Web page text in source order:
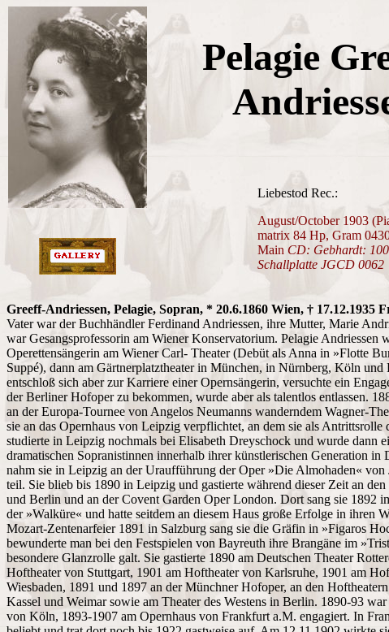
Pelagie
Liebestod Rec.:
August/October 1903
matrix 84 Hp, Gram
Main CD: Gebhardt:
Schallplatte JGCD 0062
Greeff-Andriessen, Pelagie, Sopran, * 20.6.1860 Wien, † 17.12.1935
Vater war der Buchhändler Ferdinand Andriessen, ihre Mutter, Marie
war Gesangsprofessorin am Wiener Konservatorium. Pelagie Andriessen
Operettensängerin am Wiener Carl- Theater (Debüt als Anna in »Flotte
Suppé), dann am Gärtnerplatztheater in München, in Nürnberg, Köln und
entschloß sich aber zur Karriere einer Opernsängerin, versuchte ein
der Berliner Hofoper zu bekommen, wurde aber als talentlos entlassen.
an der Europa-Tournee von Angelos Neumanns wanderndem Wagner-
sie an das Opernhaus von Leipzig verpflichtet, an dem sie als Antrittsrolle
studierte in Leipzig nochmals bei Elisabeth Dreyschock und wurde dann
dramatischen Sopranistinnen innerhalb ihrer künstlerischen Generation in
nahm sie in Leipzig an der Uraufführung der Oper »Die Almohaden« von
teil. Sie blieb bis 1890 in Leipzig und gastierte während dieser Zeit an
und Berlin und an der Covent Garden Oper London. Dort sang sie 1892
der »Walküre« und hatte seitdem an diesem Haus große Erfolge in ihren
Mozart-Zentenarfeier 1891 in Salzburg sang sie die Gräfin in »Figaros
bewunderte man bei den Festspielen von Bayreuth ihre Brangäne im
besondere Glanzrolle galt. Sie gastierte 1890 am Deutschen Theater
Hoftheater von Stuttgart, 1901 am Hoftheater von Karlsruhe, 1901 am
Wiesbaden, 1891 und 1897 an der Münchner Hofoper, an den
Kassel und Weimar sowie am Theater des Westens in Berlin. 1890-93
von Köln, 1893-1907 am Opernhaus von Frankfurt a.M. engagiert. In